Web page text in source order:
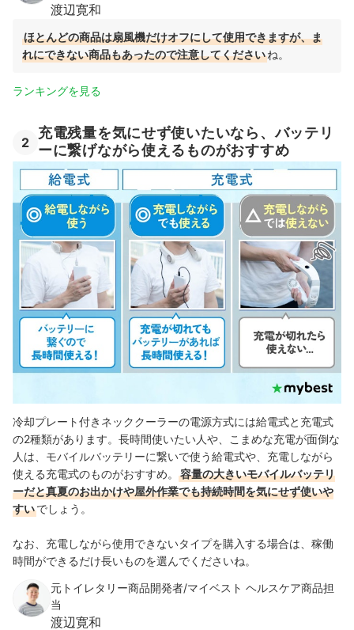
渡辺寛和
ほとんどの商品は扇風機だけオフにして使用できますが、ま
れにできない商品もあったので注意してくださいね。
ランキングを見る
2
充電残量を気にせず使いたいなら、バッテリ
ーに繋げながら使えるものがおすすめ
冷却プレート付きネッククーラーの電源方式には給電式と充電式
の2種類があります。長時間使いたい人や、こまめな充電が面倒な
人は、モバイルバッテリーに繋いで使う給電式や、充電しながら
使える充電式のものがおすすめ。
容量の大きいモバイルバッテリ
ーだと真夏のお出かけや屋外作業でも持続時間を気にせず使いや
すいでしょう。
なお、充電しながら使用できないタイプを購入する場合は、稼働
時間ができるだけ長いものを選んでくださいね。
元トイレタリー商品開発者/マイベスト ヘルスケア商品担
当
渡辺寛和